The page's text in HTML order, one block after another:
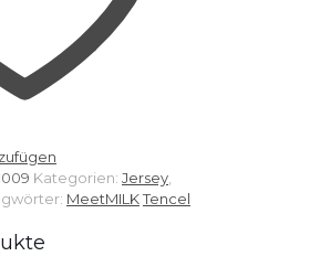
Kategorien: Jersey,
MeetMILKTencel